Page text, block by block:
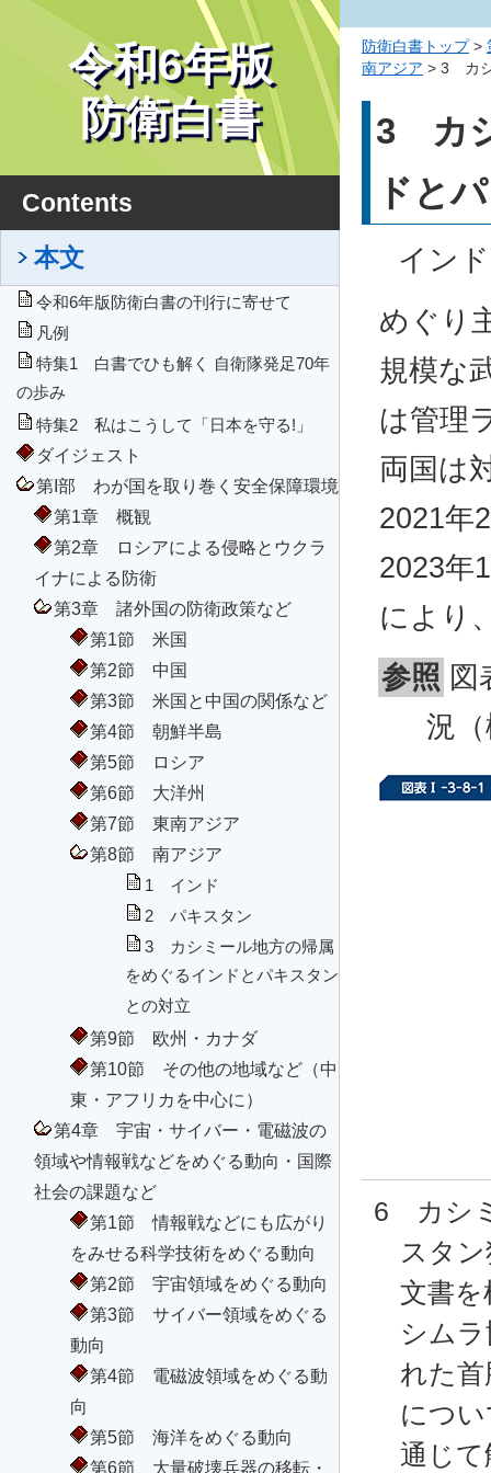
令和6年版
防衛白書
Contents
本文
令和6年版防衛白書の刊行に寄せて
凡例
特集1 白書でひも解く 自衛隊発足70年
の歩み
特集2 私はこうして「日本を守る!」
ダイジェスト
第I部 わが国を取り巻く安全保障環境
第1章 概観
第2章 ロシアによる侵略とウクラ
イナによる防衛
第3章 諸外国の防衛政策など
第1節 米国
第2節 中国
第3節 米国と中国の関係など
第4節 朝鮮半島
第5節 ロシア
第6節 大洋州
第7節 東南アジア
第8節 南アジア
1 インド
2 パキスタン
3 カシミール地方の帰属
をめぐるインドとパキスタン
との対立
第9節 欧州・カナダ
第10節 その他の地域など（中
東・アフリカを中心に）
第4章 宇宙・サイバー・電磁波の
領域や情報戦などをめぐる動向・国際
社会の課題など
第1節 情報戦などにも広がり
をみせる科学技術をめぐる動向
第2節 宇宙領域をめぐる動向
第3節 サイバー領域をめぐる
動向
第4節 電磁波領域をめぐる動
向
第5節 海洋をめぐる動向
第6節 大量破壊兵器の移転・
防衛白書トップ>
南アジア > 3 カシ
3 カ
ドと
イン
めぐり
規模な
は管理
両国は
2021年
2023年
により
参照 図
況
6 カシ
スタ
文書を
シム
れた
につ
通じ